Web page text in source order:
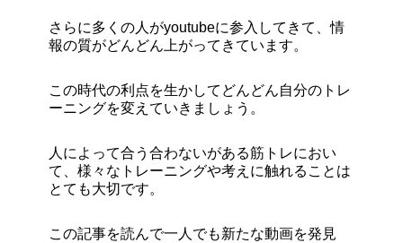
さらに多くの人がyoutubeに参入してきて、情
報の質がどんどん上がってきています。
この時代の利点を生かしてどんどん自分のトレ
ーニングを変えていきましょう。
人によって合う合わないがある筋トレにおい
て、様々なトレーニングや考えに触れることは
とても大切です。
この記事を読んで一人でも新たな動画を発見